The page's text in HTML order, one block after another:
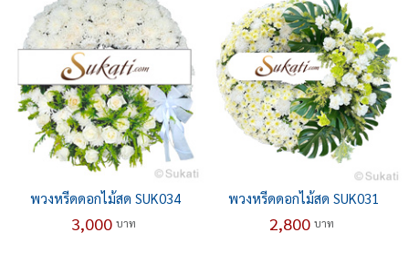
พวงหรีดดอกไม้สด SUK034
3,000 บาท
พวงหรีดดอกไม้สด SUK031
2,800 บาท